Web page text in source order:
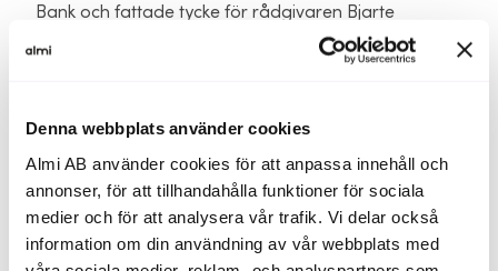
Denna webbplats använder cookies
Almi AB använder cookies för att anpassa innehåll och
annonser, för att tillhandahålla funktioner för sociala
medier och för att analysera vår trafik. Vi delar också
information om din användning av vår webbplats med
Bank och fattade tycke för rådgivaren Bjarte
Träthaug. Han tipsade Leif om Almi och rådgivaren
klaffade allt direkt. Det kändes helt fantastiskt.
Overkligt bra! Vilken människa – så hjälpsam och med
ett helt otroligt kunnande. Hon kunde allt, säger Leif
och beskriver hur han förutomfinansieringfick hjälp
med simulering av företagetsekonomi och
lönsamhet.